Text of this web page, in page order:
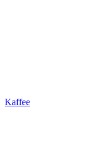
Kaffee